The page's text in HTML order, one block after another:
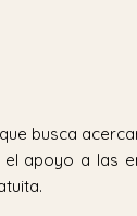
busca
apoyo a las